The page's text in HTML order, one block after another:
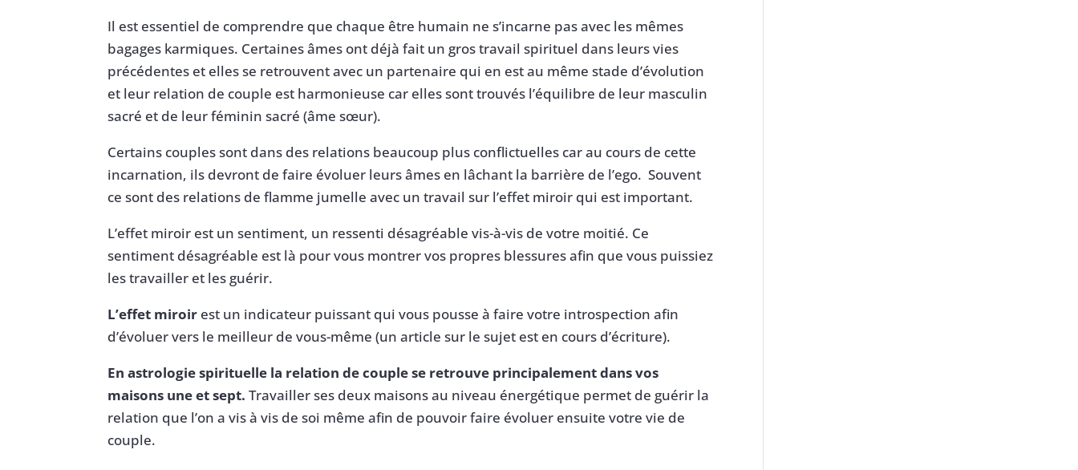
Il est essentiel de comprendre que chaque être humain ne s’incarne pas avec les mêmes
bagages karmiques. Certaines âmes ont déjà fait un gros travail spirituel dans leurs vies
précédentes et elles se retrouvent avec un partenaire qui en est au même stade d’évolution
et leur relation de couple est harmonieuse car elles sont trouvés l’équilibre de leur masculin
sacré et de leur féminin sacré (âme sœur).
Certains couples sont dans des relations beaucoup plus conflictuelles car au cours de cette
incarnation, ils devront de faire évoluer leurs âmes en lâchant la barrière de l’ego. Souvent
ce sont des relations de flamme jumelle avec un travail sur l’effet miroir qui est important.
L’effet miroir est un sentiment, un ressenti désagréable vis-à-vis de votre moitié. Ce
sentiment désagréable est là pour vous montrer vos propres blessures afin que vous puissiez
les travailler et les guérir.
L’effet miroir est un indicateur puissant qui vous pousse à faire votre introspection afin
d’évoluer vers le meilleur de vous-même (un article sur le sujet est en cours d’écriture).
En astrologie spirituelle la relation de couple se retrouve principalement dans vos
maisons une et sept. Travailler ses deux maisons au niveau énergétique permet de guérir la
relation que l’on a vis à vis de soi même afin de pouvoir faire évoluer ensuite votre vie de
couple.